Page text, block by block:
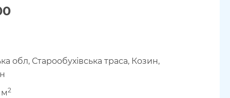
обл, Старообухівська траса, Козин,
м2